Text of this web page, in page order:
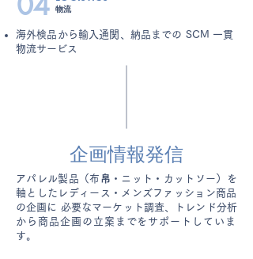
物流
海外検品から輸入通関、納品までの SCM 一貫
物流サービス
企画情報発信
アパレル製品（布帛・ニット・カットソー）を
軸としたレディース・メンズファッション商品
の企画に 必要なマーケット調査、トレンド分析
から商品企画の立案までをサポートしていま
す。